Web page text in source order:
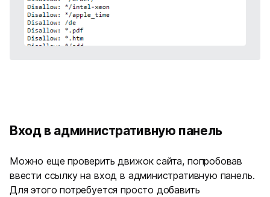
Вход в административную панель
Можно еще проверить движок сайта, попробовав
ввести ссылку на вход в административную панель.
Для этого потребуется просто добавить